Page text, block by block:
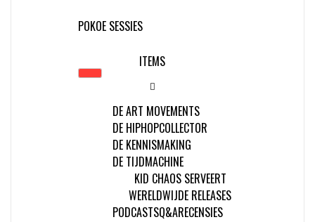
POKOE SESSIES
ITEMS
DE ART MOVEMENTS
DE HIPHOPCOLLECTOR
DE KENNISMAKING
DE TIJDMACHINE
KID CHAOS SERVEERT
WERELDWIJDE RELEASES
PODCASTSQ&ARECENSIES